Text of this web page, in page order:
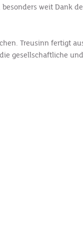
weit Dank
Treusinn fertigt
gesellschaftliche